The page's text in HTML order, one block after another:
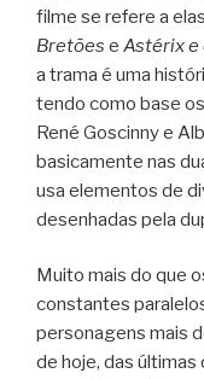
filme se refere a
Bretões e Astérix e
a trama é uma
tendo como base
René Goscinny e
basicamente nas
usa elementos de
desenhadas pela
Muito mais do que
constantes
personagens mais
de hoje, das últimas